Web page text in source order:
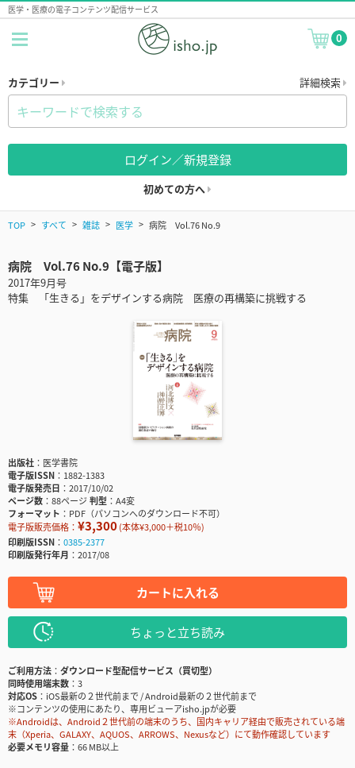
医学・医療の電子コンテンツ配信サービス
0
カテゴリー 詳細検索
ログイン／新規登録
初めての方へ
TOP すべて 雑誌 医学 病院 Vol.76 No.9
病院 Vol.76 No.9【電子版】
2017年9月号
特集 「生きる」をデザインする病院 医療の再構築に挑戦する
出版社
医学書院
電子版ISSN
1882-1383
電子版発売日
2017/10/02
ページ数
88ページ判型
A4変
フォーマット
PDF（パソコンへのダウンロード不可）
電子版販売価格： ¥3,300(本体¥3,000＋税10％)
印刷版ISSN
0385-2377
印刷版発行年月
2017/08
カートに入れる
ちょっと立ち読み
ご利用方法
ダウンロード型配信サービス（買切型）
同時使用端末数
3
対応OS
iOS最新の２世代前まで / Android最新の２世代前まで
※コンテンツの使用にあたり、専用ビューアisho.jpが必要
※Androidは、Android２世代前の端末のうち、国内キャリア経由で販売されている端
末（Xperia、GALAXY、AQUOS、ARROWS、Nexusなど）にて動作確認しています
必要メモリ容量
66 MB以上